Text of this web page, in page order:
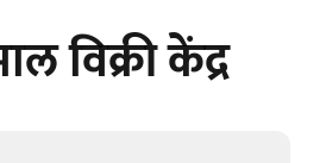
विक्री केंद्र